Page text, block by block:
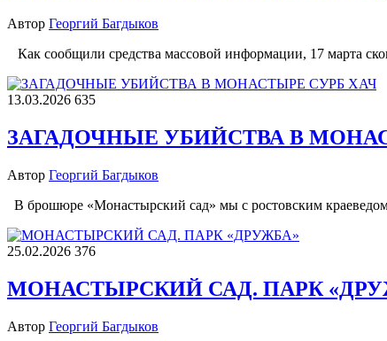
Автор Георгий Багдыков
Как сообщили средства массовой информации, 17 марта
13.03.2026 635
ЗАГАДОЧНЫЕ УБИЙСТВА В
Автор Георгий Багдыков
В брошюре «Монастырский сад» мы с ростовским
25.02.2026 376
МОНАСТЫРСКИЙ САД. ПАРК
Автор Георгий Багдыков